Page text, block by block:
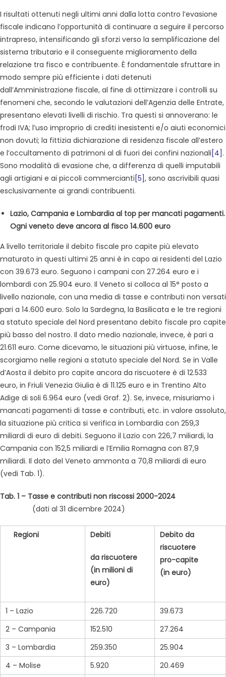
I risultati ottenuti negli ultimi anni dalla lotta contro l’evasione
fiscale indicano l’opportunità di continuare a seguire il percorso
intrapreso, intensificando gli sforzi verso la semplificazione del
sistema tributario e il conseguente miglioramento della
relazione tra fisco e contribuente. È fondamentale sfruttare in
modo sempre più efficiente i dati detenuti
dall’Amministrazione fiscale, al fine di ottimizzare i controlli su
fenomeni che, secondo le valutazioni dell’Agenzia delle Entrate,
presentano elevati livelli di rischio. Tra questi si annoverano: le
frodi IVA; l’uso improprio di crediti inesistenti e/o aiuti economici
non dovuti; la fittizia dichiarazione di residenza fiscale all’estero
e l’occultamento di patrimoni al di fuori dei confini nazionali [4] .
Sono modalità di evasione che, a differenza di quelli imputabili
agli artigiani e ai piccoli commercianti [5], sono ascrivibili quasi
esclusivamente ai grandi contribuenti.
Lazio, Campania e Lombardia al top per mancati pagamenti.
Ogni veneto deve ancora al fisco 14.600 euro
A livello territoriale il debito fiscale pro capite più elevato
maturato in questi ultimi 25 anni è in capo ai residenti del Lazio
con 39.673 euro. Seguono i campani con 27.264 euro e i
lombardi con 25.904 euro. Il Veneto si colloca al 15° posto a
livello nazionale, con una media di tasse e contributi non versati
pari a 14.600 euro. Solo la Sardegna, la Basilicata e le tre regioni
a statuto speciale del Nord presentano debito fiscale pro capite
più basso del nostro. Il dato medio nazionale, invece, è pari a
21.611 euro. Come dicevamo, le situazioni più virtuose, infine, le
scorgiamo nelle regioni a statuto speciale del Nord. Se in Valle
d’Aosta il debito pro capite ancora da riscuotere è di 12.533
euro, in Friuli Venezia Giulia è di 11.125 euro e in Trentino Alto
Adige di soli 6.964 euro (vedi Graf. 2). Se, invece, misuriamo i
mancati pagamenti di tasse e contributi, etc. in valore assoluto,
la situazione più critica si verifica in Lombardia con 259,3
miliardi di euro di debiti. Seguono il Lazio con 226,7 miliardi, la
Campania con 152,5 miliardi e l’Emilia Romagna con 87,9
miliardi. Il dato del Veneto ammonta a 70,8 miliardi di euro
(vedi Tab. 1).
Tab. 1 – Tasse e contributi non riscossi 2000-2024
(dati al 31 dicembre 2024)
Regioni Debiti
da riscuotere
(in milioni di
euro)
Debito da
riscuotere
pro-capite
(in euro)
1 – Lazio 226.720
39.673
2 – Campania
152.510
27.264
3 – Lombardia
259.350
25.904
4 – Molise
5.920 20.469